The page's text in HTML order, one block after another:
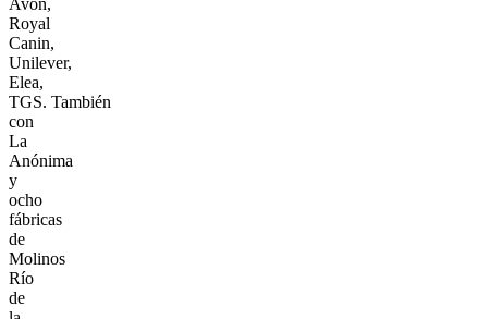
Avon,
Royal
Canin,
Unilever,
Elea,
TGS. También
con
La
Anónima
y
ocho
fábricas
de
Molinos
Río
de